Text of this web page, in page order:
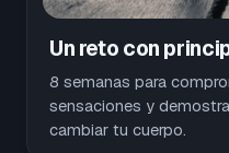
Un reto con
8 semanas para
sensaciones y
cambiar tu cuerpo.